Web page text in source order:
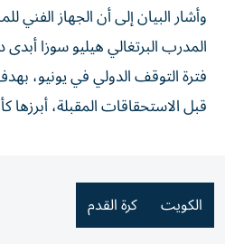
وأشار البيان إلى أن الجهاز الفني
المدرب البرتغالي هيليو سوزا
فترة التوقف الدولي في يونيو،
قبل الاستحقاقات المقبلة،
الكويت كرة القدم